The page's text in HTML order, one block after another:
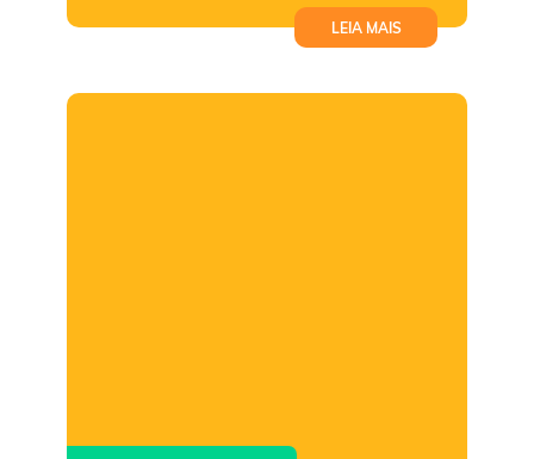
LEIA MAIS